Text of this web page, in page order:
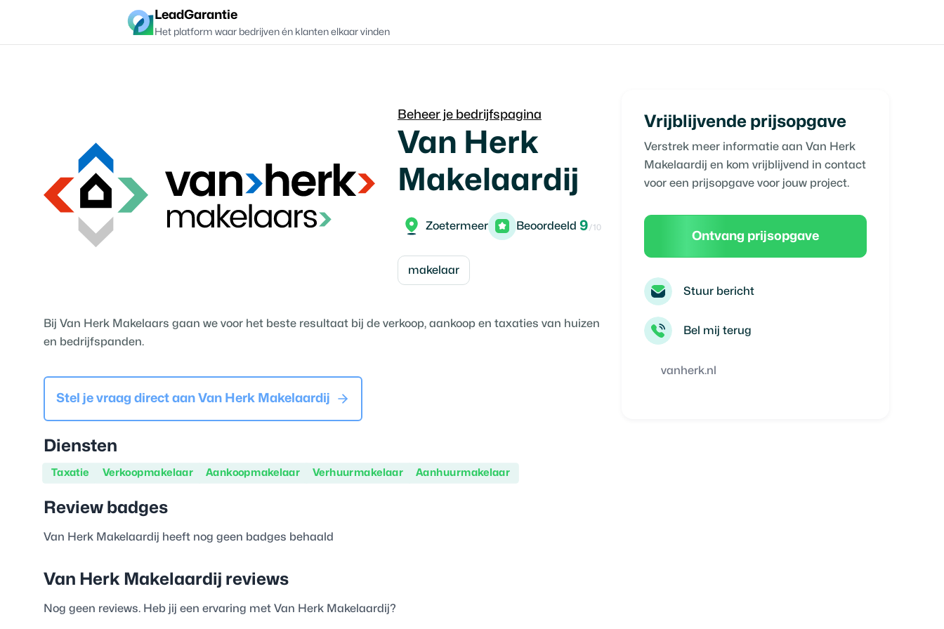
LeadGarantie
Het platform waar bedrijven én klanten elkaar vinden
Beheer je bedrijfspagina
Van Herk
Makelaardij
Zoetermeer Beoordeeld 9/10
makelaar
Bij Van Herk Makelaars gaan we voor het beste resultaat bij de verkoop, aankoop en taxaties van huizen
en bedrijfspanden.
Stel je vraag direct aan Van Herk Makelaardij
Diensten
Taxatie Verkoopmakelaar Aankoopmakelaar Verhuurmakelaar Aanhuurmakelaar
Review badges
Van Herk Makelaardij heeft nog geen badges behaald
Van Herk Makelaardij reviews
Nog geen reviews. Heb jij een ervaring met Van Herk Makelaardij?
Vrijblijvende prijsopgave
Verstrek meer informatie aan Van Herk
Makelaardij en kom vrijblijvend in contact
voor een prijsopgave voor jouw project.
Ontvang prijsopgave
Stuur bericht
Bel mij terug
vanherk.nl